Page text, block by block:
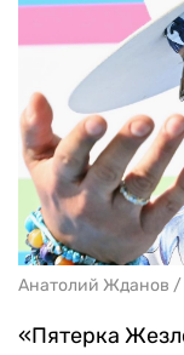
Анатолий Жданов
«Пятерка